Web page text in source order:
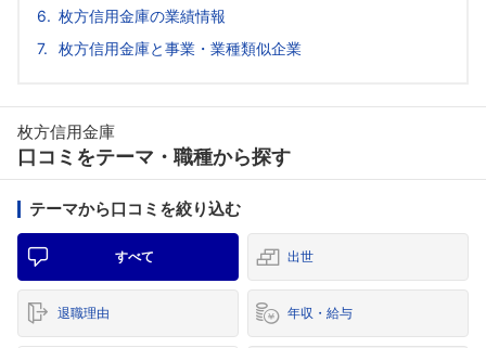
枚方信用金庫の業績情報
枚方信用金庫と事業・業種類似企業
枚方信用金庫
口コミをテーマ・職種から探す
テーマから口コミを絞り込む
すべて 出世
退職理由 年収・給与